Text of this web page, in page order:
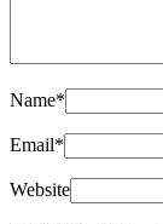
Name*
Email*
Website